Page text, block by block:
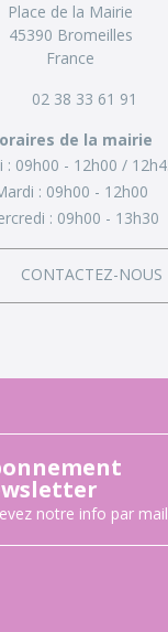
Place de la Mairie
45390 Bromeilles
France
02 38 33 61 91
de la mairie
: 09h00 - 12h00
: 09h00 - 12h00
: 09h00 - 13h30
CONTACTEZ-NOUS
notre info par mail